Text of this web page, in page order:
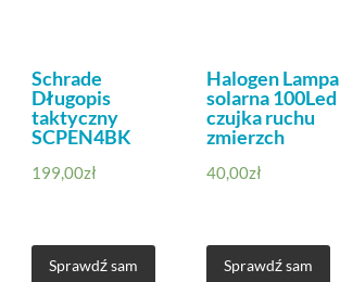
Schrade
Długopis
taktyczny
SCPEN4BK
199,00zł
Sprawdź sam
Halogen Lampa
solarna 100Led
czujka ruchu
zmierzch
40,00zł
Sprawdź sam